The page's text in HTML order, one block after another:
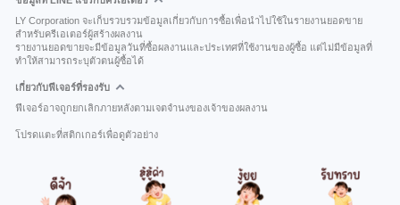
LY Corporation จะเก็บรวบรวมข้อมูลเกี่ยวกับการซื้อเพื่อนำไปใช้ในรายงานยอดขาย
สำหรับครีเอเตอร์ผู้สร้างผลงาน
รายงานยอดขายจะมีข้อมูลวันที่ซื้อผลงานและประเทศที่ใช้งานของผู้ซื้อ แต่ไม่มีข้อมูลที่
ทำให้สามารถระบุตัวตนผู้ซื้อได้
เกี่ยวกับฟีเจอร์ที่รองรับ
ฟีเจอร์อาจถูกยกเลิกภายหลังตามเจตจำนงของเจ้าของผลงาน
โปรดแตะที่สติกเกอร์เพื่อดูตัวอย่าง